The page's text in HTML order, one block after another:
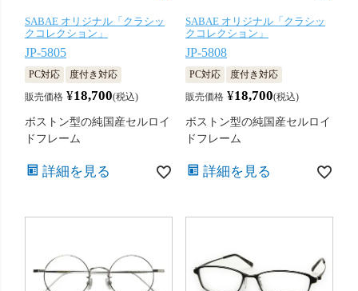
SABAE オリジナル「クラシッ
クコレクション」
JP-5805
PC対応
度付き対応
販売価格 ¥18,700 税込
ボストン型の純国産セルロイ
ドフレーム
詳細を見る
SABAE オリジナル「クラシッ
クコレクション」
JP-5808
PC対応
度付き対応
販売価格 ¥18,700 税込
ボストン型の純国産セルロイ
ドフレーム
詳細を見る